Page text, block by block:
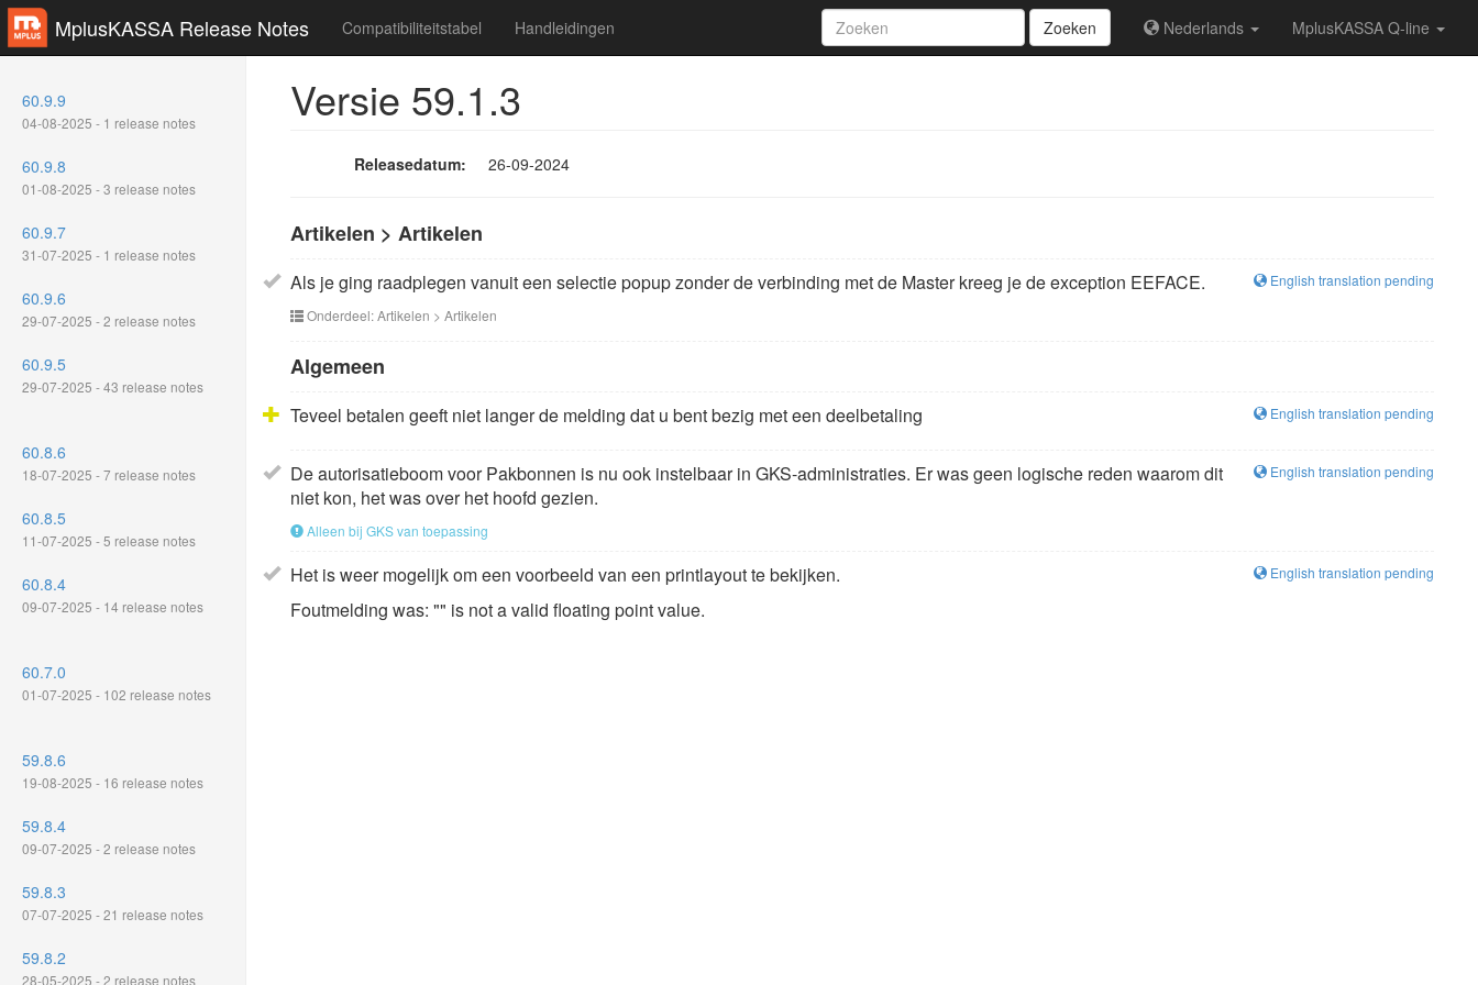
MplusKASSA Release Notes Zoeken Nederlands MplusKASSA Q-line
Compatibiliteitstabel Handleidingen
60.9.9
04-08-2025 - 1 release notes
60.9.8
01-08-2025 - 3 release notes
60.9.7
31-07-2025 - 1 release notes
60.9.6
29-07-2025 - 2 release notes
60.9.5
29-07-2025 - 43 release notes
60.8.6
18-07-2025 - 7 release notes
60.8.5
11-07-2025 - 5 release notes
60.8.4
09-07-2025 - 14 release notes
60.7.0
01-07-2025 - 102 release notes
59.8.6
19-08-2025 - 16 release notes
59.8.4
09-07-2025 - 2 release notes
59.8.3
07-07-2025 - 21 release notes
59.8.2
28-05-2025 - 2 release notes
Versie 59.1.3
Releasedatum: 26-09-2024
Artikelen > Artikelen
English translation pending
Als je ging raadplegen vanuit een selectie popup zonder de verbinding met de Master kreeg je de exception EEFACE.
Onderdeel: Artikelen > Artikelen
Algemeen
English translation pending
Teveel betalen geeft niet langer de melding dat u bent bezig met een deelbetaling
English translation pending
De autorisatieboom voor Pakbonnen is nu ook instelbaar in GKS-administraties. Er was geen logische reden waarom dit
niet kon, het was over het hoofd gezien.
Alleen bij GKS van toepassing
English translation pending
Het is weer mogelijk om een voorbeeld van een printlayout te bekijken.
Foutmelding was: "" is not a valid floating point value.